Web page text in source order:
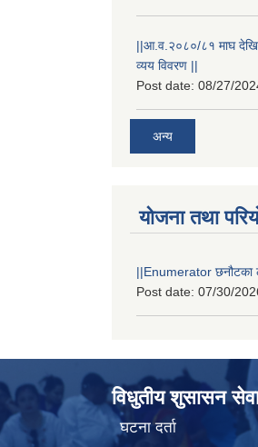
||आ.व.२०८०/८१ माघ
व्यय विवरण ||
Post date: 08/27/
अन्य
योजना तथा
||Enumerator छनौटका
Post date: 07/30/
विधुतीय शुसासन
घटना दर्ता